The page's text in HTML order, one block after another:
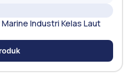
Industri Kelas Laut